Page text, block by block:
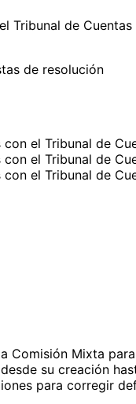
Tribunal de
de resolución
con el Tribunal de
con el Tribunal de
el Tribunal de
Comisión Mixta
su creación
para corregir